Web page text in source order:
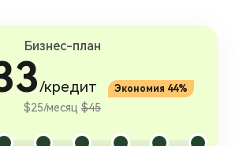
Бизнес-план
/кредит Экономия 44%
$25/месяц $45